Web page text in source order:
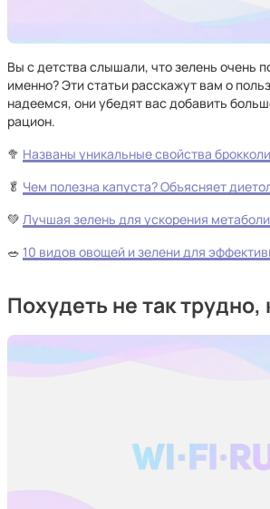
Вы с детства слышали, что зелень очень
именно? Эти статьи расскажут вам о
надеемся, они убедят вас добавить
рацион.
🥦 Названы уникальные свойства брокколи
🥬 Чем полезна капуста? Объясняет
💚 Лучшая зелень для ускорения
🥗 10 видов овощей и зелени для
Похудеть не так трудно,